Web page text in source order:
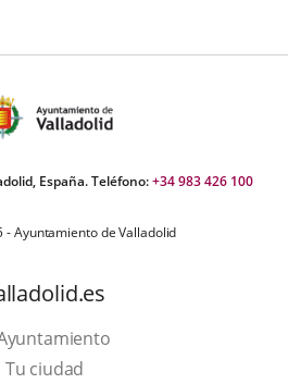
España. Teléfono:+34 983 426 100
- Ayuntamiento de Valladolid
Tu ciudad